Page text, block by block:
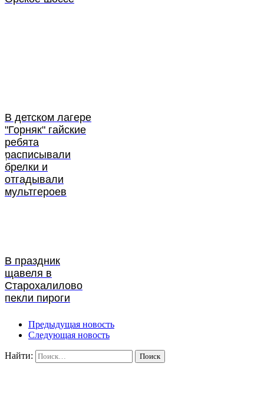
В детском лагере
"Горняк" гайские
ребята
расписывали
брелки и
отгадывали
мультгероев
В праздник
щавеля в
Старохалилово
пекли пироги
Предыдущая новость
Следующая новость
Найти: